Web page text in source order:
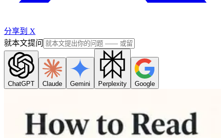
分享到 X
就本文提问
ChatGPT Claude Gemini Perplexity Google